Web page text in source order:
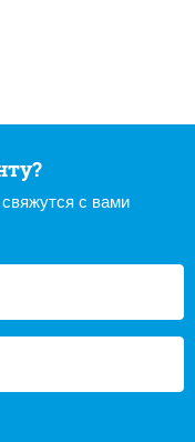
с вами